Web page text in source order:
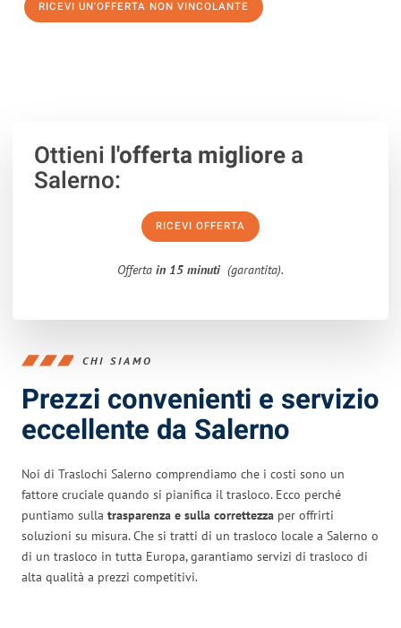
RICEVI UN'OFFERTA NON VINCOLANTE
Ottieni l'offerta migliorea
Salerno:
RICEVI OFFERTA
Offerta in 15 minuti (garantita).
CHI SIAMO
Prezzi convenienti e servizio
eccellente da Salerno
Noi di Traslochi Salerno comprendiamo che i costi sono un
fattore cruciale quando si pianifica il trasloco. Ecco perché
puntiamo sulla trasparenza e sulla correttezza per offrirti
soluzioni su misura. Che si tratti di un trasloco locale a Salerno o
di un trasloco in tutta Europa, garantiamo servizi di trasloco di
alta qualità a prezzi competitivi.